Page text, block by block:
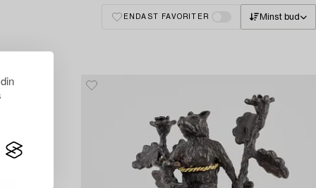
ENDAST FAVORITER Minst bud